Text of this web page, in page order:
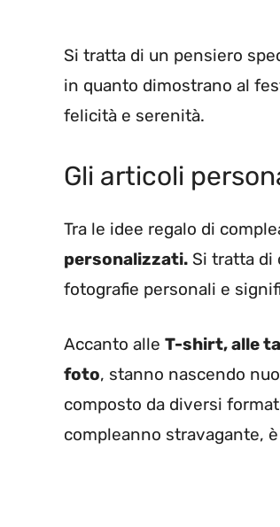
Si tratta di un pensiero
in quanto dimostrano al
felicità e serenità.
Gli articoli
Tra le idee regalo di
personalizzati. Si tratta di
fotografie personali e
Accanto alle T-shirt, alle
foto, stanno nascendo
composto da diversi
compleanno stravagante,